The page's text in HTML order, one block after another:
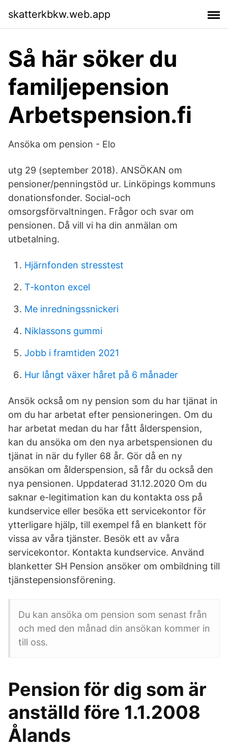
skatterkbkw.web.app
Så här söker du
familjepension
Arbetspension.fi
Ansöka om pension - Elo
utg 29 (september 2018). ANSÖKAN om
pensioner/penningstöd ur. Linköpings kommuns
donationsfonder. Social-och
omsorgsförvaltningen. Frågor och svar om
pensionen. Då vill vi ha din anmälan om
utbetalning.
Hjärnfonden stresstest
T-konton excel
Me inredningssnickeri
Niklassons gummi
Jobb i framtiden 2021
Hur långt växer håret på 6 månader
Ansök också om ny pension som du har tjänat in
om du har arbetat efter pensioneringen. Om du
har arbetat medan du har fått ålderspension,
kan du ansöka om den nya arbetspensionen du
tjänat in när du fyller 68 år. Gör då en ny
ansökan om ålderspension, så får du också den
nya pensionen. Uppdaterad 31.12.2020 Om du
saknar e-legitimation kan du kontakta oss på
kundservice eller besöka ett servicekontor för
ytterligare hjälp, till exempel få en blankett för
vissa av våra tjänster. Besök ett av våra
servicekontor. Kontakta kundservice. Använd
blanketter SH Pension ansöker om ombildning till
tjänstepensionsförening.
Du kan ansöka om pension som senast från
och med den månad din ansökan kommer in
till oss.
Pension för dig som är
anställd före 1.1.2008
Ålands